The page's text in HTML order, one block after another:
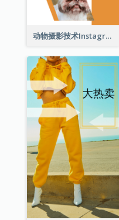
动物摄影技术Instagram限时动态